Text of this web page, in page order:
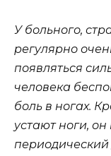
У больного,
регулярно
появляться
человека
боль в ногах.
устают ноги,